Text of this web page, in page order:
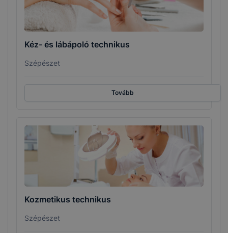
Kéz- és lábápoló technikus
Szépészet
Tovább
Kozmetikus technikus
Szépészet